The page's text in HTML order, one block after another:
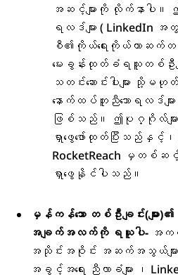
အဆင့်များကို လိုက်နာပါ။
ရလဒ်များ ( LinkedIn
စီ၏ကိုယ်ရေးကိုယ်တာဆက်တ
မေးခွန်းထုတ်ခံရသူတစ်ဦးချ
သတင်းဆောင်းပါးများ သို့မ
နောက်ထပ်တူညီသောရလဒ်မ
ဖြစ်သည်။ ဤပုဂ္ဂိုလ်မျ
ရှာဖွေဖော်ထုတ်ပြီးသည်နှ
RocketReach မှတစ်ဆ
ရှာဖွေနိုင်ပါသည်။
မှန်ကန်သော တစ်ဦးချင်း(မျ
အချက်အလက်ကို ရယူပါ- အ
အသိုင်းအဝိုင်း အဆက်အသွယ်မျ
အခွင့်အရေး ညီလာခံများ ၊